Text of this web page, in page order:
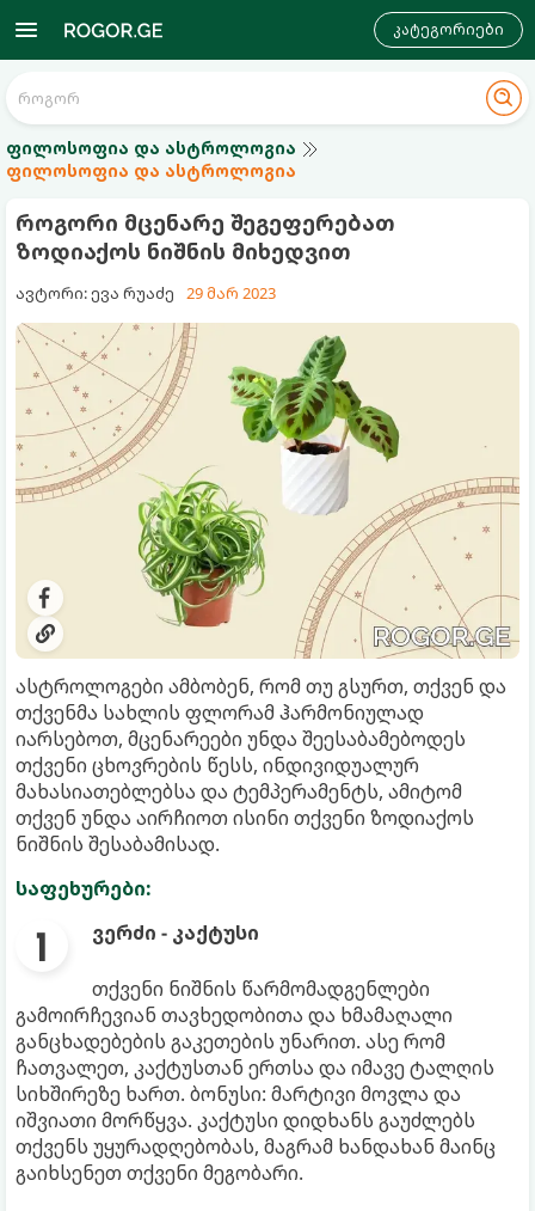
კატეგორიები
ფილოსოფია და ასტროლოგია
ფილოსოფია და ასტროლოგია
როგორი მცენარე შეგეფერებათ
ზოდიაქოს ნიშნის მიხედვით
ავტორი: ევა რუაძე 29 მარ 2023
ასტროლოგები ამბობენ, რომ თუ გსურთ, თქვენ და
თქვენმა სახლის ფლორამ ჰარმონიულად
იარსებოთ, მცენარეები უნდა შეესაბამებოდეს
თქვენი ცხოვრების წესს, ინდივიდუალურ
მახასიათებლებსა და ტემპერამენტს, ამიტომ
თქვენ უნდა აირჩიოთ ისინი თქვენი ზოდიაქოს
ნიშნის შესაბამისად.
საფეხურები:
ვერძი - კაქტუსი
თქვენი ნიშნის წარმომადგენლები
გამოირჩევიან თავხედობითა და ხმამაღალი
განცხადებების გაკეთების უნარით. ასე რომ
ჩათვალეთ, კაქტუსთან ერთსა და იმავე ტალღის
სიხშირეზე ხართ. ბონუსი: მარტივი მოვლა და
იშვიათი მორწყვა. კაქტუსი დიდხანს გაუძლებს
თქვენს უყურადღებობას, მაგრამ ხანდახან მაინც
გაიხსენეთ თქვენი მეგობარი.